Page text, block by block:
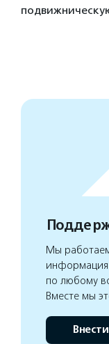
Мы
информация
по любому
Вместе мы